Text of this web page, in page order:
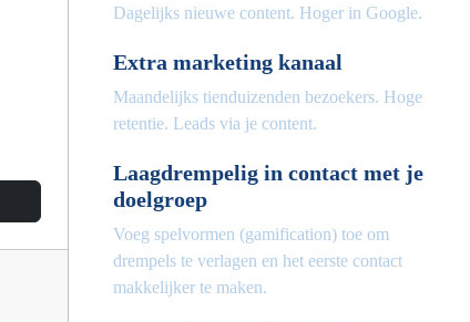
Dagelijks nieuwe content. Hoger in Google.
Extra marketing kanaal
Maandelijks tienduizenden bezoekers. Hoge
retentie. Leads via je content.
Laagdrempelig in contact met je
doelgroep
Voeg spelvormen (gamification) toe om
drempels te verlagen en het eerste contact
makkelijker te maken.